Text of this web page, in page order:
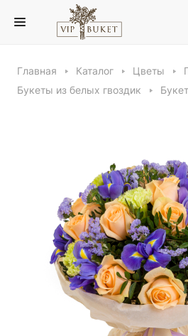
Главная Каталог Цветы
Букеты из белых гвоздик